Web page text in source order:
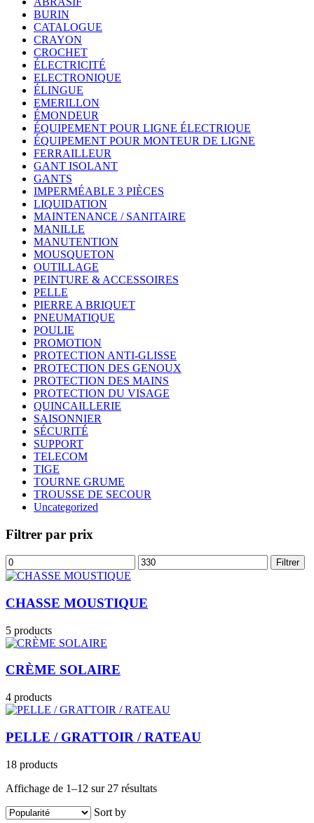
BURIN
CATALOGUE
CRAYON
CROCHET
ÉLECTRICITÉ
ELECTRONIQUE
ÉLINGUE
EMERILLON
ÉMONDEUR
ÉQUIPEMENT POUR LIGNE ÉLECTRIQUE
ÉQUIPEMENT POUR MONTEUR DE LIGNE
FERRAILLEUR
GANT ISOLANT
GANTS
IMPERMÉABLE 3 PIÈCES
LIQUIDATION
MAINTENANCE / SANITAIRE
MANILLE
MANUTENTION
MOUSQUETON
OUTILLAGE
PEINTURE & ACCESSOIRES
PELLE
PIERRE A BRIQUET
PNEUMATIQUE
POULIE
PROMOTION
PROTECTION ANTI-GLISSE
PROTECTION DES GENOUX
PROTECTION DES MAINS
PROTECTION DU VISAGE
QUINCAILLERIE
SAISONNIER
SÉCURITÉ
SUPPORT
TELECOM
TIGE
TOURNE GRUME
TROUSSE DE SECOUR
Uncategorized
Filtrer par prix
Prix
min
Prix
max
Filtrer
CHASSE MOUSTIQUE
5 products
CRÈME SOLAIRE
4 products
PELLE / GRATTOIR / RATEAU
18 products
Affichage de 1–12 sur 27 résultatsTrié
Sort by